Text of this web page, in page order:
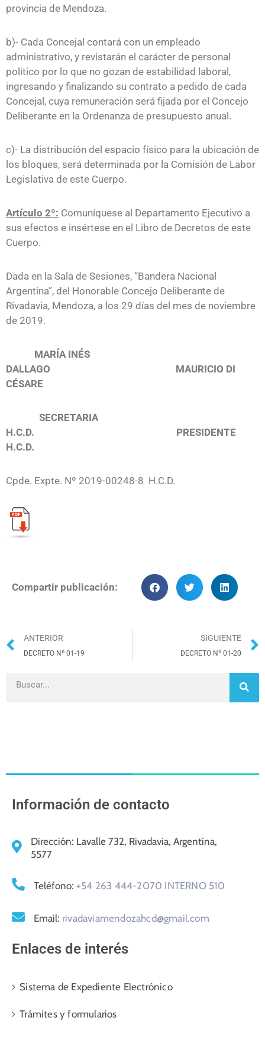
provincia de Mendoza.
b)- Cada Concejal contará con un empleado
administrativo, y revistarán el carácter de personal
político por lo que no gozan de estabilidad laboral,
ingresando y finalizando su contrato a pedido de cada
Concejal, cuya remuneración será fijada por el Concejo
Deliberante en la Ordenanza de presupuesto anual.
c)- La distribución del espacio físico para la ubicación de
los bloques, será determinada por la Comisión de Labor
Legislativa de este Cuerpo.
Artículo 2º: Comuníquese al Departamento Ejecutivo a
sus efectos e insértese en el Libro de Decretos de este
Cuerpo.
Dada en la Sala de Sesiones, “Bandera Nacional
Argentina”, del Honorable Concejo Deliberante de
Rivadavia, Mendoza, a los 29 días del mes de noviembre
de 2019.
MARÍA INÉS
DALLAGO MAURICIO DI
CÉSARE
SECRETARIA
H.C.D. PRESIDENTE
H.C.D.
Cpde. Expte. Nº 2019-00248-8 H.C.D.
Compartir publicación:
ANTERIOR
DECRETO Nº 01-19
SIGUIENTE
DECRETO Nº 01-20
Información de contacto
Dirección: Lavalle 732, Rivadavia, Argentina,
5577
Teléfono: +54 263 444-2070 INTERNO 510
Email: rivadaviamendozahcd@gmail.com
Enlaces de interés
Sistema de Expediente Electrónico
Trámites y formularios